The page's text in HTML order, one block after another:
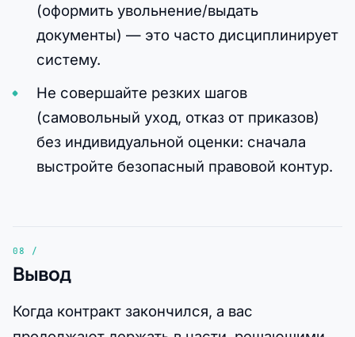
(оформить увольнение/выдать
документы) — это часто дисциплинирует
систему.
Не совершайте резких шагов
(самовольный уход, отказ от приказов)
без индивидуальной оценки: сначала
выстройте безопасный правовой контур.
Вывод
Когда контракт закончился, а вас